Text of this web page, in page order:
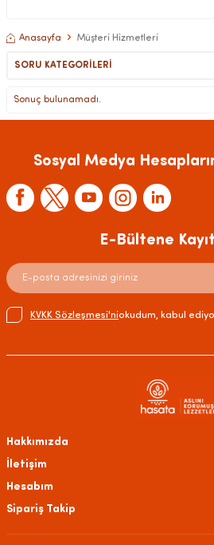
Anasayfa Müşteri Hizmetleri
SORU KATEGORILERI
Sonuç bulunamadı.
Sosyal Medya
E-Bültene
KVKK Sözleşmesi'niokudum, kabul
Hakkımızda
İletişim
Hesabım
Sipariş Takip